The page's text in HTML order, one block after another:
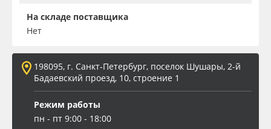
На складе поставщика
Нет
198095, г. Санкт-Петербург, поселок Шушары, 2-й
Бадаевский проезд, 10, строение 1
Режим работы
пн - пт 9:00 - 18:00